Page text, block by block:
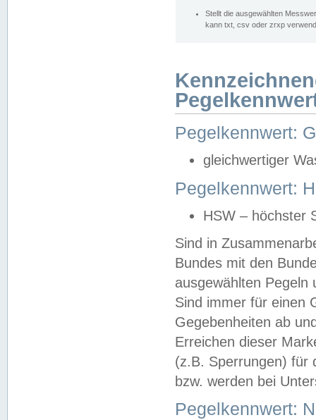
Stellt die ausgewählten
kann txt, csv oder zrxp
Pegelkennwert:
gleichwertiger
Pegelkennwert:
HSW – höchster
Sind in
Bundes mit den
ausgewählten
Sind immer für einen
Gegebenheiten ab
Erreichen dieser
(z.B. Sperrungen) für
bzw. werden bei
Pegelkennwert: